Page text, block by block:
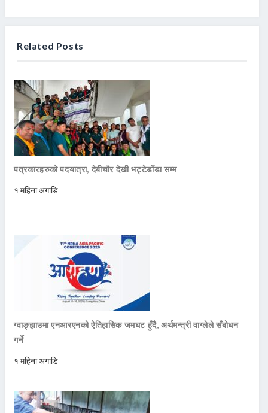
Related Posts
पत्रकारहरुको पदयात्रा, देबीचौर देखी भट्टेडाँडा सम्म
१ महिना अगाडि
ग्वाङ्झाउमा एनआरएनको ऐतिहासिक जमघट हुँदै, अर्थमन्त्री वाग्लेले सँबोधन
गर्ने
१ महिना अगाडि